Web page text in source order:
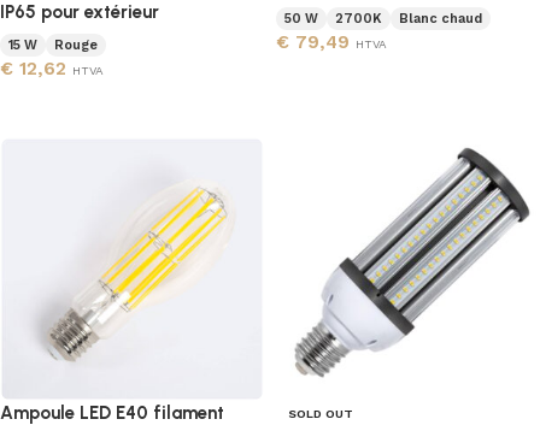
IP65 pour extérieur
15 W Rouge
€ 12,62 HTVA
50 W 2700K Blanc chaud
€ 79,49 HTVA
Ampoule LED E40 filament
SOLD OUT